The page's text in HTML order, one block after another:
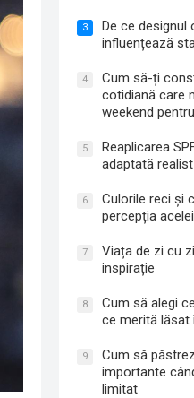
3
De ce designul
influențează
4
Cum să-ți
cotidiană care
weekend
5
Reaplicarea
adaptată
6
Culorile reci și
percepția
7
Viața de zi cu
inspirație
8
Cum să alegi
ce merită lăsat
9
Cum să
importante
limitat